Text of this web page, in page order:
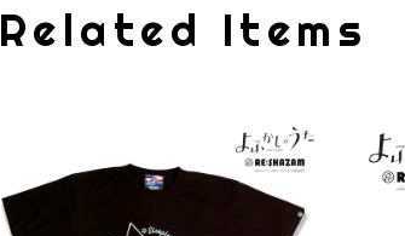
Related Items